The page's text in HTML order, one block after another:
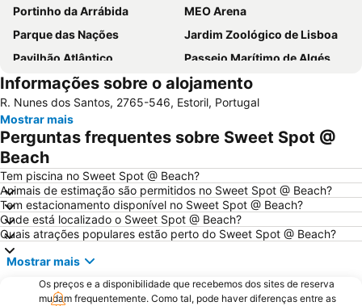
Portinho da Arrábida
MEO Arena
Parque das Nações
Jardim Zoológico de Lisboa
Pavilhão Atlântico
Passeio Marítimo de Algés
Benfica
Praias de Santa Cruz
Baixa de Lisboa
Parque Eduardo VII
Praça de Touros de Campo Pequeno
Praia das Azenhas do Mar
Estação de Caminhos de Ferro de Sete Rios
Avenida da Liberdade
da Figueirinha
Marquês de Pombal
Estádio do Restelo
Praia das Maçãs
Fonte da Telha
Praia Tróia Mar
Praia da Ericeira
Parque Natural da Arrabida
Lagoa de Albufeira
do Ouro Sesimbra
Informações sobre o alojamento
R. Nunes dos Santos, 2765-546, Estoril, Portugal
Mostrar mais
Perguntas frequentes sobre Sweet Spot @
Beach
Tem piscina no Sweet Spot @ Beach?
Animais de estimação são permitidos no Sweet Spot @ Beach?
Tem estacionamento disponível no Sweet Spot @ Beach?
Onde está localizado o Sweet Spot @ Beach?
Quais atrações populares estão perto do Sweet Spot @ Beach?
Mostrar mais
Os preços e a disponibilidade que recebemos dos sites de reserva
mudam frequentemente. Como tal, pode haver diferenças entre as